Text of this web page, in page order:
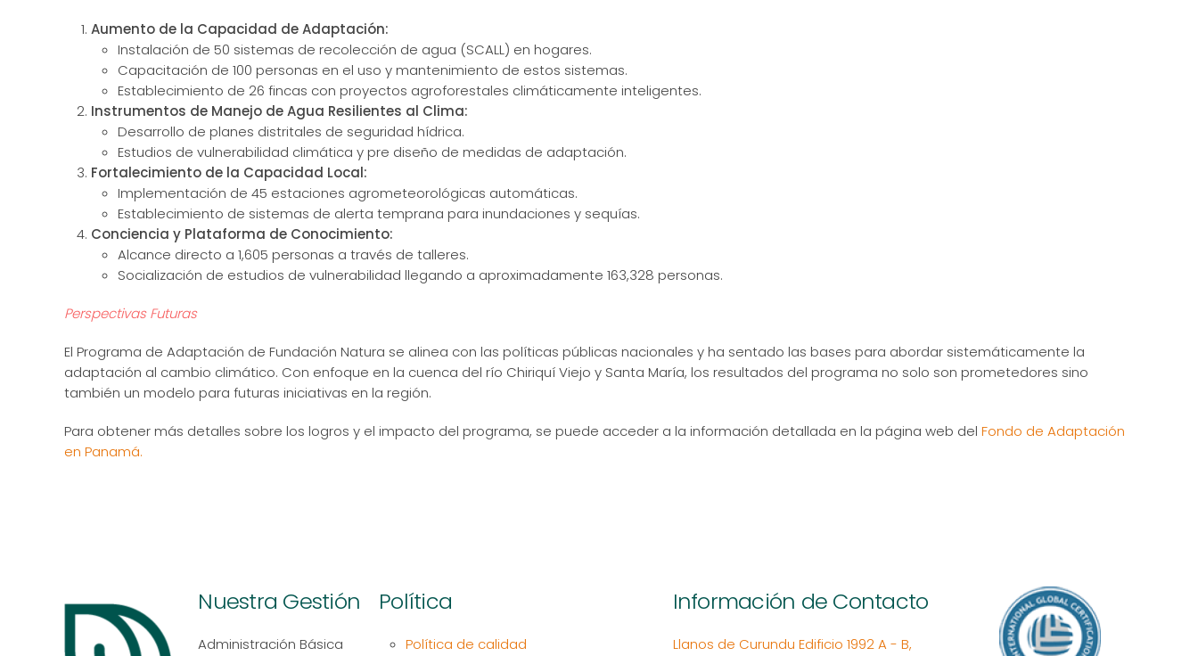
Aumento de la Capacidad de Adaptación:
Instalación de 50 sistemas de recolección de agua (SCALL) en hogares.
Capacitación de 100 personas en el uso y mantenimiento de estos sistemas.
Establecimiento de 26 fincas con proyectos agroforestales climáticamente inteligentes.
Instrumentos de Manejo de Agua Resilientes al Clima:
Desarrollo de planes distritales de seguridad hídrica.
Estudios de vulnerabilidad climática y pre diseño de medidas de adaptación.
Fortalecimiento de la Capacidad Local:
Implementación de 45 estaciones agrometeorológicas automáticas.
Establecimiento de sistemas de alerta temprana para inundaciones y sequías.
Conciencia y Plataforma de Conocimiento:
Alcance directo a 1,605 personas a través de talleres.
Socialización de estudios de vulnerabilidad llegando a aproximadamente 163,328 personas.
Perspectivas Futuras
El Programa de Adaptación de Fundación Natura se alinea con las políticas públicas nacionales y ha sentado las bases para abordar sistemáticamente la
adaptación al cambio climático. Con enfoque en la cuenca del río Chiriquí Viejo y Santa María, los resultados del programa no solo son prometedores sino
también un modelo para futuras iniciativas en la región.
Para obtener más detalles sobre los logros y el impacto del programa, se puede acceder a la información detallada en la página web del Fondo de Adaptación
en Panamá.
Nuestra Gestión
Administración Básica
Política
Política de calidad
Información de Contacto
Llanos de Curundu Edificio 1992 A - B,